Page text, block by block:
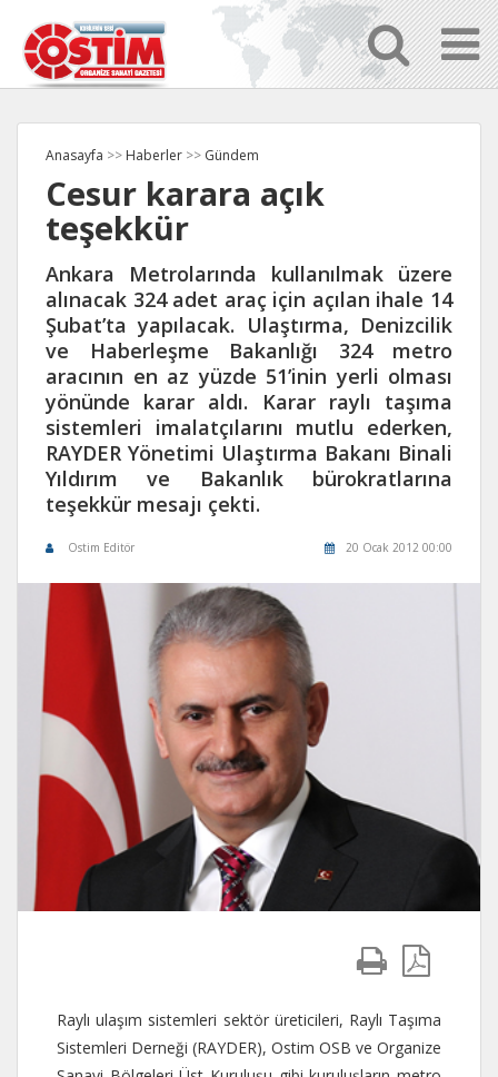
Anasayfa >> Haberler >> Gündem
Cesur karara açık
teşekkür
Ankara Metrolarında kullanılmak üzere
alınacak 324 adet araç için açılan ihale 14
Şubat’ta yapılacak. Ulaştırma, Denizcilik
ve Haberleşme Bakanlığı 324 metro
aracının en az yüzde 51’inin yerli olması
yönünde karar aldı. Karar raylı taşıma
sistemleri imalatçılarını mutlu ederken,
RAYDER Yönetimi Ulaştırma Bakanı Binali
Yıldırım ve Bakanlık bürokratlarına
teşekkür mesajı çekti.
Ostim Editör 20 Ocak 2012 00:00
Raylı ulaşım sistemleri sektör üreticileri, Raylı Taşıma
Sistemleri Derneği (RAYDER), Ostim OSB ve Organize